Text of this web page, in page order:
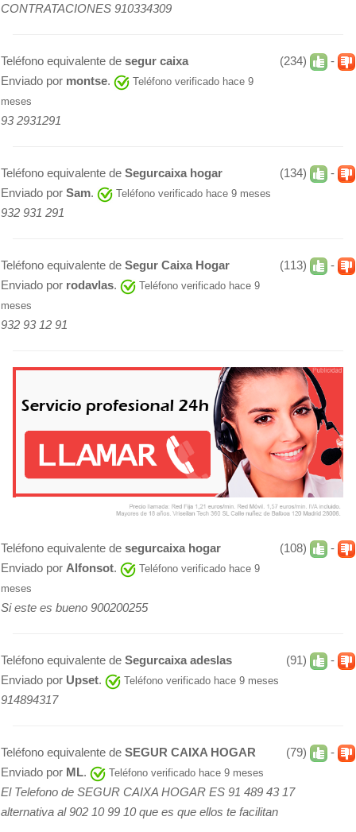
CONTRATACIONES 910334309
(234) -
Teléfono equivalente de segur caixa
Enviado por montse.
Teléfono verificado hace 9
meses
93 2931291
(134) -
Teléfono equivalente de Segurcaixa hogar
Enviado por Sam. Teléfono verificado hace 9 meses
932 931 291
(113) -
Teléfono equivalente de Segur Caixa Hogar
Enviado por rodavlas.
Teléfono verificado hace 9
meses
932 93 12 91
(108) -
Teléfono equivalente de segurcaixa hogar
Enviado por Alfonsot.
Teléfono verificado hace 9
meses
Si este es bueno 900200255
(91) -
Teléfono equivalente de Segurcaixa adeslas
Enviado por Upset. Teléfono verificado hace 9 meses
914894317
(79) -
Teléfono equivalente de SEGUR CAIXA HOGAR
Enviado por ML. Teléfono verificado hace 9 meses
El Telefono de SEGUR CAIXA HOGAR ES 91 489 43 17
alternativa al 902 10 99 10 que es que ellos te facilitan